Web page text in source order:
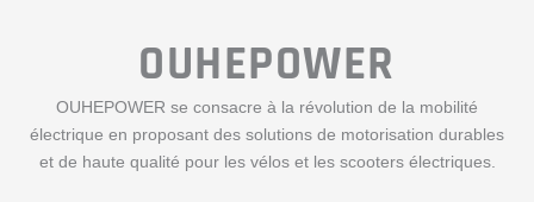
OUHEPOWER
OUHEPOWER se consacre à la révolution de la mobilité
électrique en proposant des solutions de motorisation durables
et de haute qualité pour les vélos et les scooters électriques.